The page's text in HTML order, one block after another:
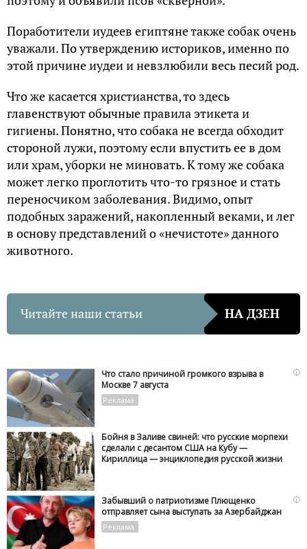
Поработители иудеев египтяне также собак очень
уважали. По утверждению историков, именно по
этой причине иудеи и невзлюбили весь песий род.
Что же касается христианства, то здесь
главенствуют обычные правила этикета и
гигиены. Понятно, что собака не всегда обходит
стороной лужи, поэтому если впустить ее в дом
или храм, уборки не миновать. К тому же собака
может легко проглотить что-то грязное и стать
переносчиком заболевания. Видимо, опыт
подобных заражений, накопленный веками, и лег
в основу представлений о «нечистоте» данного
животного.
Читайте наши статьи НА ДЗЕН
i
Что стало причиной громкого взрыва в
Москве 7 августа
Бойня в Заливе свиней: что русские морпехи
сделали с десантом США на Кубу —
Кириллица — энциклопедия русской жизни
i
Забывший о патриотизме Плющенко
отправляет сына выступать за Азербайджан